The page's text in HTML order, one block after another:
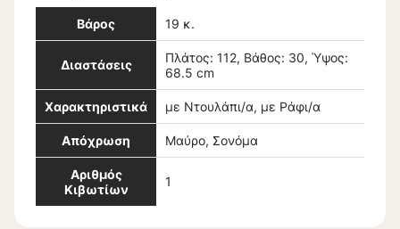
Βάρος 19 κ.
Διαστάσεις
Πλάτος: 112, Βάθος: 30, Ύψος:
68.5 cm
Χαρακτηριστικά με Ντουλάπι/α, με Ράφι/α
Απόχρωση Μαύρο, Σονόμα
Αριθμός
Κιβωτίων
1